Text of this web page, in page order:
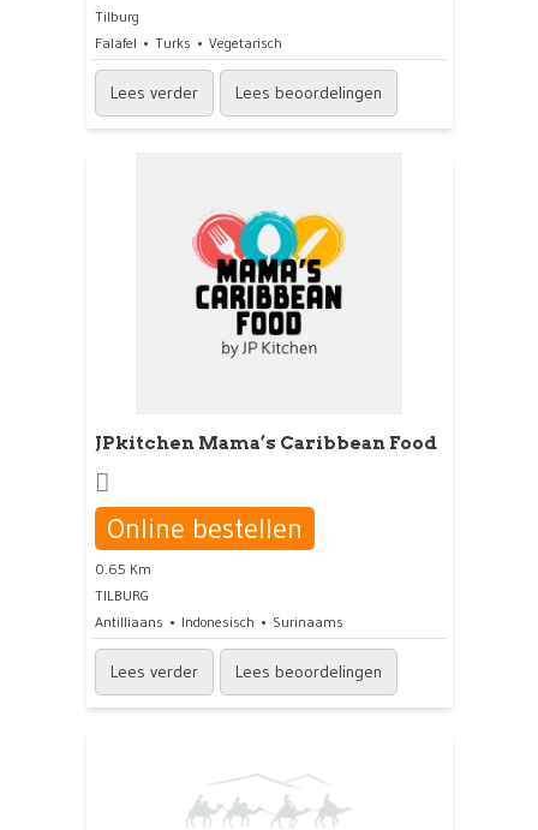
Tilburg
Falafel
Turks Vegetarisch
Lees verder Lees beoordelingen
JPkitchen Mama’s Caribbean Food
Online bestellen
0.65 Km
TILBURG
Antilliaans
Indonesisch Surinaams
Lees verder Lees beoordelingen